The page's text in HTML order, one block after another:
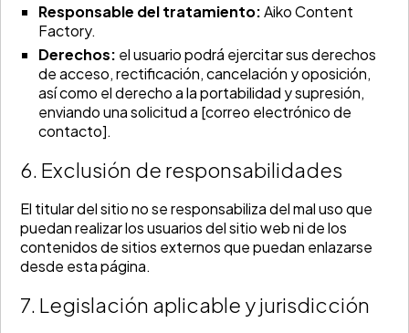
Responsable del tratamiento:Aiko Content
Factory.
Derechos: el usuario podrá ejercitar sus derechos
de acceso, rectificación, cancelación y oposición,
así como el derecho a la portabilidad y supresión,
enviando una solicitud a [correo electrónico de
contacto].
6. Exclusión de responsabilidades
El titular del sitio no se responsabiliza del mal uso que
puedan realizar los usuarios del sitio web ni de los
contenidos de sitios externos que puedan enlazarse
desde esta página.
7. Legislación aplicable y jurisdicción